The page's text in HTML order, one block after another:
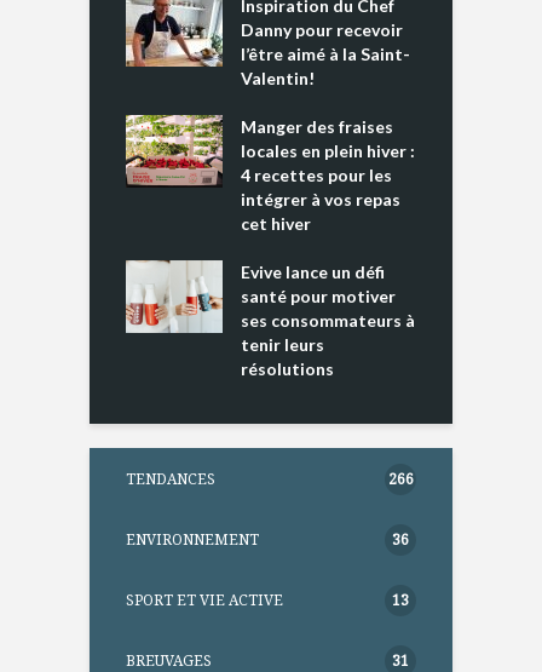
Inspiration du Chef
Danny pour recevoir
l’être aimé à la Saint-
Valentin!
Manger des fraises
locales en plein hiver :
4 recettes pour les
intégrer à vos repas
cet hiver
Evive lance un défi
santé pour motiver
ses consommateurs à
tenir leurs
résolutions
TENDANCES 266
ENVIRONNEMENT 36
SPORT ET VIE ACTIVE 13
BREUVAGES 31